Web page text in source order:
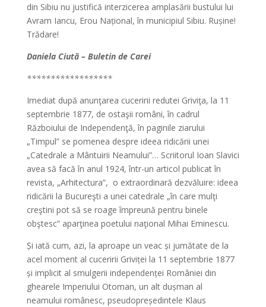
din Sibiu nu justifică interzicerea amplasării bustului lui
Avram Iancu, Erou Național, în municipiul Sibiu. Rușine!
Trădare!
Daniela Ciută – Buletin de Carei
******************
Imediat după anunţarea cuceririi redutei Griviţa, la 11
septembrie 1877, de ostaşii români, în cadrul
Războiului de Independenţă, în paginile ziarului
„Timpul” se pomenea despre ideea ridicării unei
„Catedrale a Mântuirii Neamului”… Scriitorul Ioan Slavici
avea să facă în anul 1924, într-un articol publicat în
revista, „Arhitectura”, o extraordinară dezvăluire: ideea
ridicării la Bucureşti a unei catedrale „în care mulţi
creştini pot să se roage împreună pentru binele
obştesc” aparţinea poetului naţional Mihai Eminescu.
Și iată cum, azi, la aproape un veac și jumătate de la
acel moment al cuceririi Griviței la 11 septembrie 1877
și implicit al smulgerii independenței României din
ghearele Imperiului Otoman, un alt dușman al
neamului românesc, pseudopreședintele Klaus